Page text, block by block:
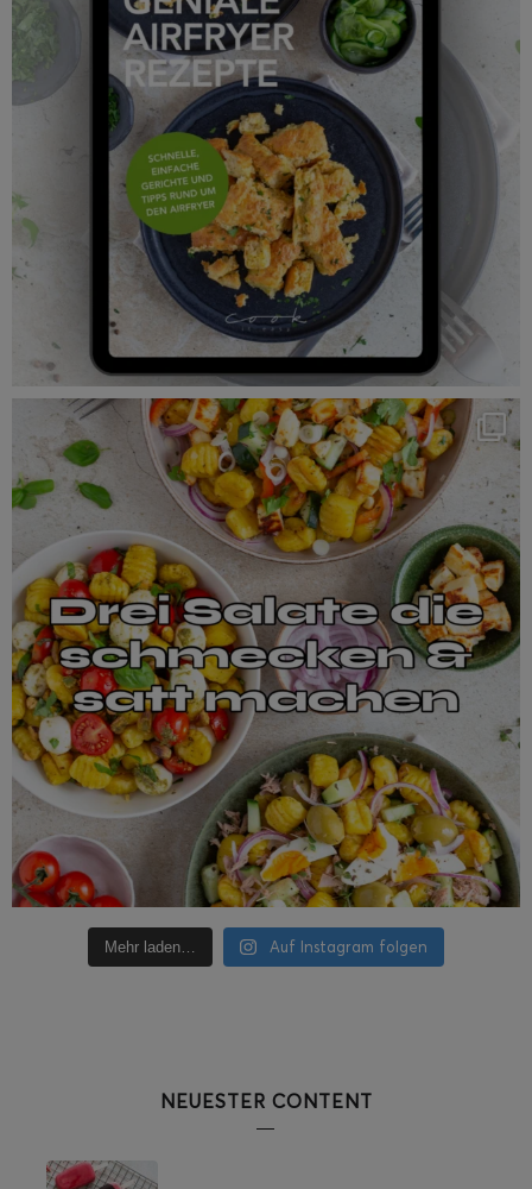
Mehr laden… Auf Instagram folgen
NEUESTER CONTENT